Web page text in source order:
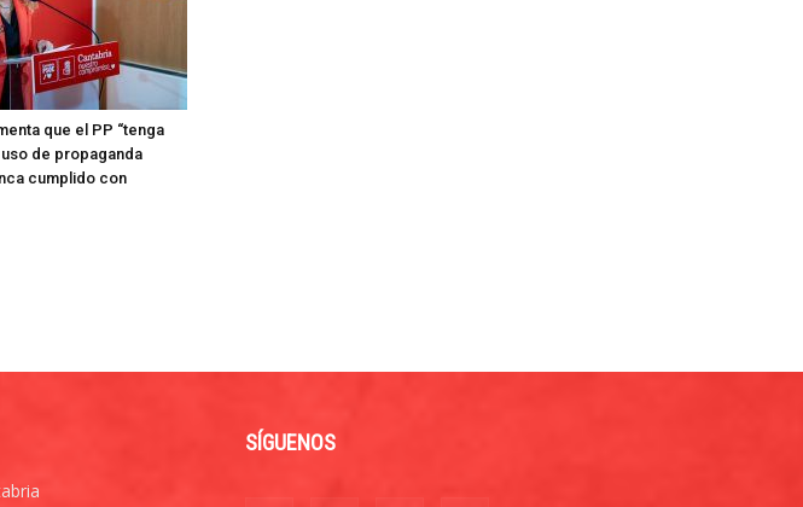
que el PP “tenga
de propaganda
cumplido con
SÍGUENOS